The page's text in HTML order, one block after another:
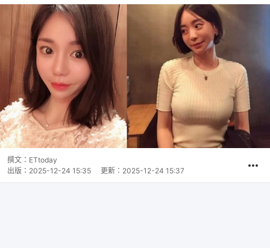
撰文： ETtoday
出版： 2025-12-24 15:35 更新： 2025-12-24 15:37